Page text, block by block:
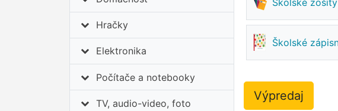
Hračky
Elektronika
Počítače a notebooky
TV, audio-video, foto
Školské zošity
Školské
Výpredaj